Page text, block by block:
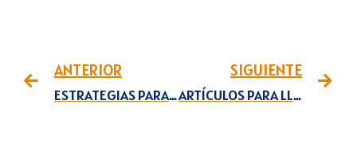
ANTERIOR
ESTRATEGIAS PARA AHORRAR DINERO CENANDO FUERA
SIGUIENTE
ARTÍCULOS PARA LLEVAR EN TU COCHE